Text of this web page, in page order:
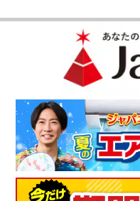
※商品により、同一シリーズをご